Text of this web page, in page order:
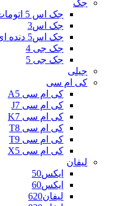
جک
جک اس 5 اتومات
جک اس3
جک اس5 دنده ای
جک جی 4
جک جی 5
جیلی
کی ام سی
کی ام سی A5
کی ام سی J7
کی ام سی K7
کی ام سی T8
کی ام سی T9
کی ام سی X5
لیفان
ایکس50
ایکس60
لیفان620